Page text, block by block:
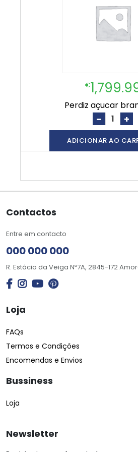
€
perdiz açucar
- +
ADICIONAR AO
Contactos
Entre em contacto
000 000 000
R. Estácio da Veiga Nº7A, 2845-172
Loja
FAQs
Termos e Condições
Encomendas e Envios
Bussiness
Loja
Newsletter